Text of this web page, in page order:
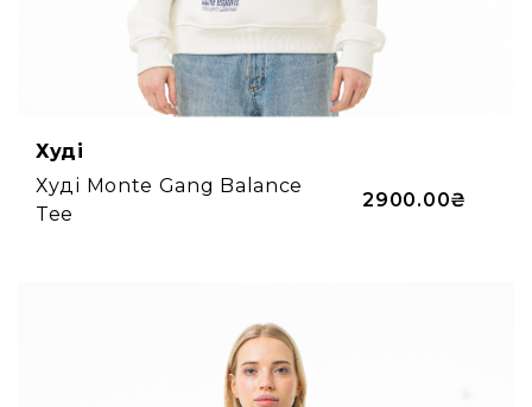
Худі
Худі Monte Gang Balance
Tee
2900.00₴